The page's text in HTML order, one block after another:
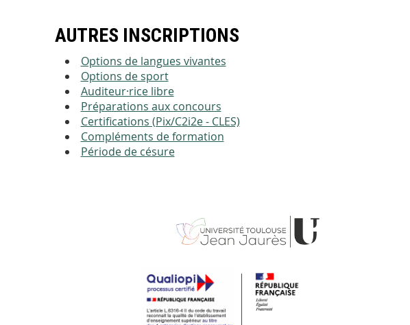
AUTRES INSCRIPTIONS
Options de langues vivantes
Options de sport
Auditeur·rice libre
Préparations aux concours
Certifications (Pix/C2i2e - CLES)
Compléments de formation
Période de césure